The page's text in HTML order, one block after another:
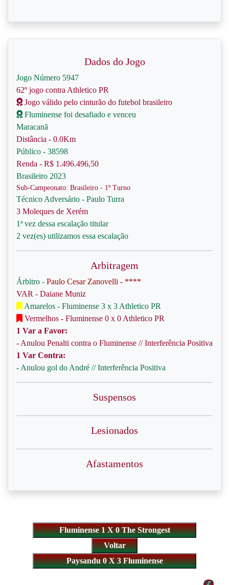
Dados do Jogo
Jogo Número 5947
62º jogo contra Athletico PR
Jogo válido pelo cinturão do futebol brasileiro
Fluminense foi desafiado e venceu
Maracanã
Distância - 0.0Km
Público - 38598
Renda - R$ 1.496.496,50
Brasileiro 2023
Sub-Campeonato: Brasileiro - 1º Turno
Técnico Adversário - Paulo Turra
3 Moleques de Xerém
1ª vez dessa escalação titular
2 vez(es) utilizamos essa escalação
Arbitragem
Árbitro - Paulo Cesar Zanovelli - ****
VAR - Daiane Muniz
Amarelos - Fluminense 3 x 3 Athletico PR
Vermelhos - Fluminense 0 x 0 Athletico PR
1 Var a Favor:
- Anulou Penalti contra o Fluminense // Interferência Positiva
1 Var Contra:
- Anulou gol do André // Interferência Positiva
Suspensos
Lesionados
Afastamentos